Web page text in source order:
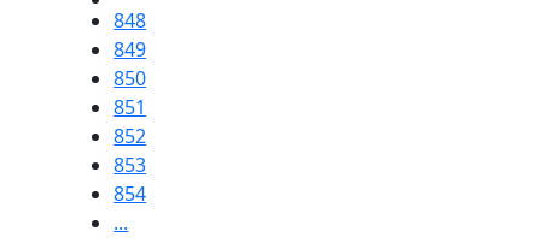
848
849
850
851
852
853
854
...